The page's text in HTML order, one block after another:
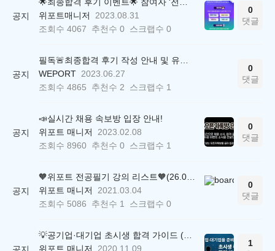
공지
위포트매니저
2023.08.31
조회수 4067 추천수 0 스크랩수 0
0
댓글
공지
WEPORT 2023.06.27
조회수 4865 추천수 2 스크랩수 1
0
댓글
공지
📣실시간 채용 속보방 입장 안내!
위포트 매니저
2023.02.08
조회수 8960 추천수 0 스크랩수 1
0
댓글
공지
위포트 매니저
2021.03.04
조회수 5086 추천수 1 스크랩수 0
0
댓글
공지
위포트 매니저
2020.11.09
1